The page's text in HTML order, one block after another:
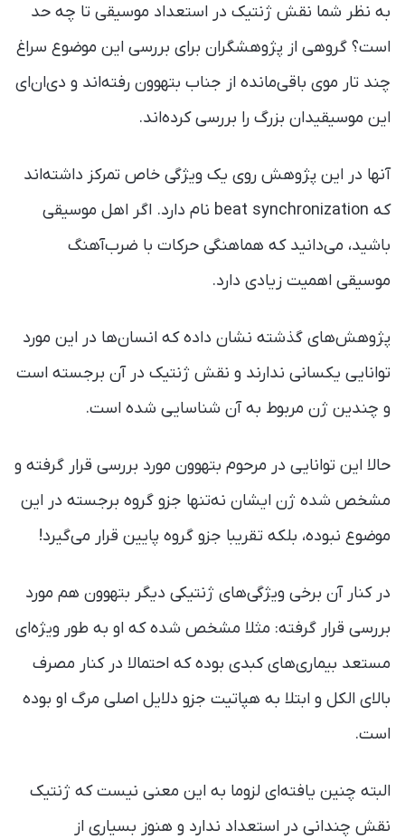
به نظر شما نقش ژنتیک در استعداد موسیقی تا چه حد
است؟ گروهی از پژوهشگران برای بررسی این موضوع سراغ
چند تار موی باقی‌مانده از جناب بتهوون رفته‌اند و دی‌ان‌ای
این موسیقیدان بزرگ را بررسی کرده‌اند.
آنها در این پژوهش روی یک ویژگی خاص تمرکز داشته‌اند
که beat synchronization نام دارد. اگر اهل موسیقی
باشید، می‌دانید که هماهنگی حرکات با ضرب‌آهنگ
موسیقی اهمیت زیادی دارد.
پژوهش‌های گذشته نشان داده‌ که انسان‌‌ها در این مورد
توانایی یکسانی ندارند و نقش ژنتیک در آن برجسته‌ است
و چندین ژن مربوط به آن شناسایی شده است.
حالا این توانایی در مرحوم بتهوون مورد بررسی قرار گرفته و
مشخص شده ژن ایشان نه‌تنها جزو گروه برجسته در این
موضوع نبوده، بلکه تقریبا جزو گروه پایین قرار می‌گیرد!
در کنار آن برخی ویژگی‌های ژنتیکی دیگر بتهوون هم مورد
بررسی قرار گرفته: مثلا مشخص شده که او به طور ویژه‌ای
مستعد بیماری‌های کبدی بوده که احتمالا در کنار مصرف
بالای الکل و ابتلا به هپاتیت جزو دلایل اصلی مرگ او بوده
است.
البته چنین یافته‌ای لزوما به این معنی نیست که ژنتیک
نقش چندانی در استعداد ندارد و هنوز بسیاری از